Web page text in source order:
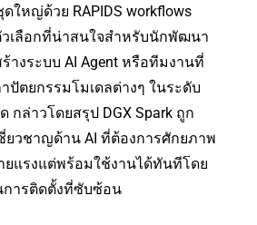
ใหญ่ด้วย RAPIDS workflows
วเลือกที่น่าสนใจสำหรับนักพัฒนา
างระบบ AI Agent หรือทีมงานที่
ปัตยกรรมโมเดลต่างๆ ในระดับ
กล่าวโดยสรุป DGX Spark ถูก
ยวชาญด้าน AI ที่ต้องการศักยภาพ
แรงแต่พร้อมใช้งานได้ทันทีโดย
ารติดตั้งที่ซับซ้อน